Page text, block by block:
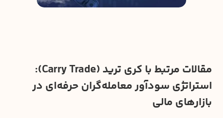
مقالات مرتبط با کری ترید (Carry Trade):
استراتژی سودآور معامله‌گران حرفه‌ای در
بازارهای مالی